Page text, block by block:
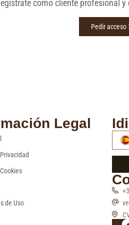
como cliente profesional
Pedir acceso
Legal
de Uso